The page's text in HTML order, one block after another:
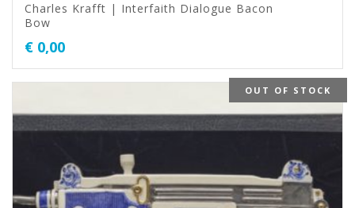
Charles Krafft | Interfaith Dialogue Bacon
Bow
€ 0,00
OUT OF STOCK